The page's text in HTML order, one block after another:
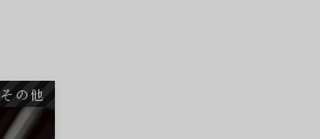
その他